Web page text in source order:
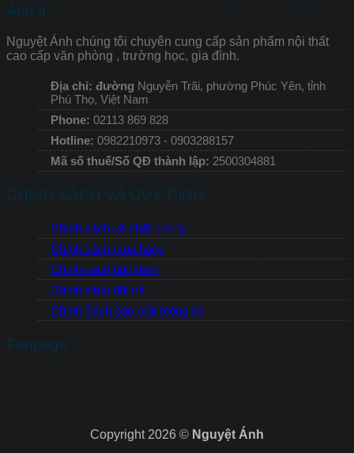
Ánh II
Nguyệt Ánh chúng tôi chuyên cung cấp sản phẩm nội thất
cao cấp văn phòng , trường học, gia đình.
Địa chỉ: đường Nguyễn Trãi, phường Phúc Yên, tỉnh
Phú Thọ, Việt Nam
Phone: 02113 869 828
Hotline: 0982210973 - 0903288157
Mã số thuế/Số QĐ thành lập: 2500304881
CHÍNH SÁCH VÀ QUY ĐỊNH
Chính sách về chất lượng
Chính sách mua hàng
Chính sách bảo hành
Chính sách đổi trả
Chính Sách bảo mật thông tin
Fanpage
Copyright 2026 © Nguyệt Ánh